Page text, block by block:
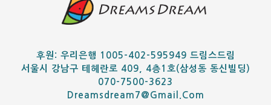
후원: 우리은행 1005-402-595949 드림스드림
서울시 강남구 테헤란로 409, 4층1호(삼성동 동신빌딩)
070-7500-3623
Dreamsdream7@gmail.com